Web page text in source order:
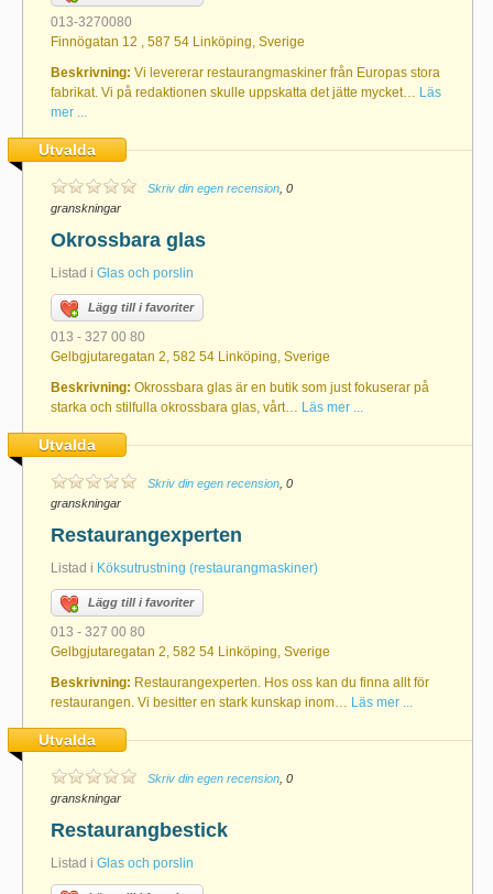
013-3270080
Finnögatan 12 , 587 54 Linköping, Sverige
Beskrivning: Vi levererar restaurangmaskiner från Europas stora
fabrikat. Vi på redaktionen skulle uppskatta det jätte mycket… Läs
mer ...
Utvalda
Skriv din egen recension , 0
granskningar
Okrossbara glas
Listad i Glas och porslin
Lägg till i favoriter
013 - 327 00 80
Gelbgjutaregatan 2, 582 54 Linköping, Sverige
Beskrivning: Okrossbara glas är en butik som just fokuserar på
starka och stilfulla okrossbara glas, vårt… Läs mer ...
Utvalda
Skriv din egen recension , 0
granskningar
Restaurangexperten
Listad i Köksutrustning (restaurangmaskiner)
Lägg till i favoriter
013 - 327 00 80
Gelbgjutaregatan 2, 582 54 Linköping, Sverige
Beskrivning: Restaurangexperten. Hos oss kan du finna allt för
restaurangen. Vi besitter en stark kunskap inom… Läs mer ...
Utvalda
Skriv din egen recension , 0
granskningar
Restaurangbestick
Listad i Glas och porslin